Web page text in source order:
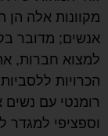
מקוונות אלה
אנשים; מדובר
למצוא חברות,
הכרויות
רומנטי עם
וספציפי למגדר